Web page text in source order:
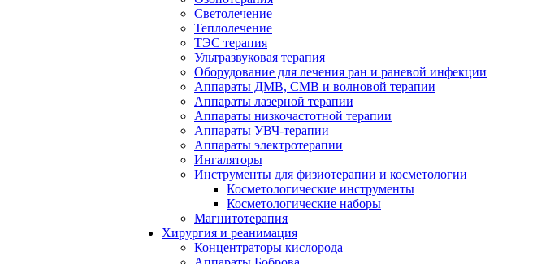
Светолечение
Теплолечение
ТЭС терапия
Ультразвуковая терапия
Оборудование для лечения ран и раневой инфекции
Аппараты ДМВ, СМВ и волновой терапии
Аппараты лазерной терапии
Аппараты низкочастотной терапии
Аппараты УВЧ-терапии
Аппараты электротерапии
Ингаляторы
Инструменты для физиотерапии и косметологии
Косметологические инструменты
Косметологические наборы
Магнитотерапия
Хирургия и реанимация
Концентраторы кислорода